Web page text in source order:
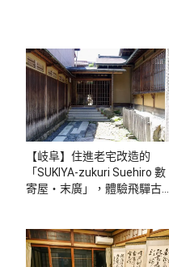
【岐阜】住進老宅改造的
「SUKIYA-zukuri Suehiro 數
寄屋・末廣」，體驗飛驒古川